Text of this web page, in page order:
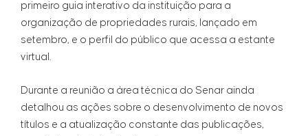
primeiro guia interativo da instituição para a
organização de propriedades rurais, lançado em
setembro, e o perfil do público que acessa a estante
virtual.
Durante a reunião a área técnica do Senar ainda
detalhou as ações sobre o desenvolvimento de novos
títulos e a atualização constante das publicações,